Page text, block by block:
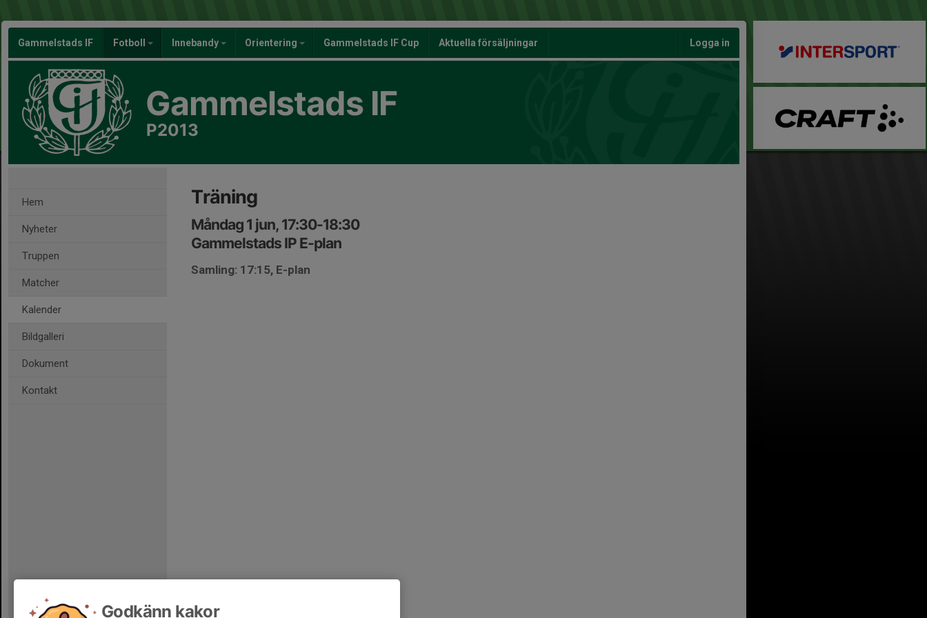
Gammelstads IF Fotboll Innebandy Orientering Gammelstads IF Cup Aktuella försäljningar Logga in
Gammelstads IF
P2013
Hem
Nyheter
Truppen
Matcher
Kalender
Bildgalleri
Dokument
Kontakt
Träning
Måndag 1 jun, 17:30-18:30
Gammelstads IP E-plan
Samling: 17:15, E-plan
Godkänn kakor